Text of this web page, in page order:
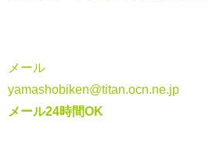
メール
yamashobiken@titan.ocn.ne.jp
メール24時間OK